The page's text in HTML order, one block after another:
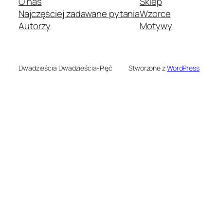
Najczęściej zadawane pytania
Autorzy
Wzorce
Motywy
Dwadzieścia Dwadzieścia-Pięć Stworzone zWordPress